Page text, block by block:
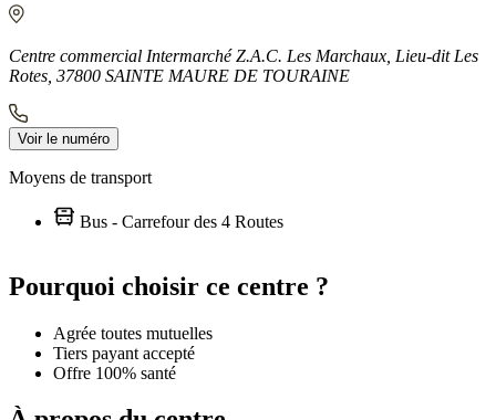
Centre commercial Intermarché Z.A.C. Les Marchaux, Lieu-dit Les
Rotes, 37800 SAINTE MAURE DE TOURAINE
Voir le numéro
Moyens de transport
Bus - Carrefour des 4 Routes
+
Pourquoi choisir ce centre ?
Agrée toutes mutuelles
Tiers payant accepté
Offre 100% santé